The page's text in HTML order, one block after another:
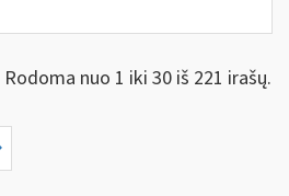
Rodoma nuo 1 iki 30 iš 221 irašų.